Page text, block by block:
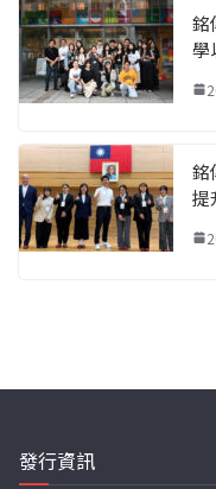
銘
學
銘
提
發行資訊